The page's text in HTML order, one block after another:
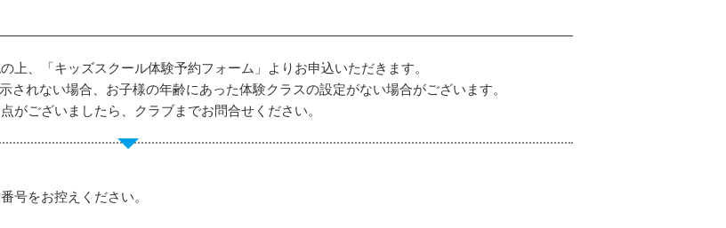
上、「キッズスクール体験予約フォーム」よりお申込いただきます。
されない場合、お子様の年齢にあった体験クラスの設定がない場合がございます。
がございましたら、クラブまでお問合せください。
号をお控えください。